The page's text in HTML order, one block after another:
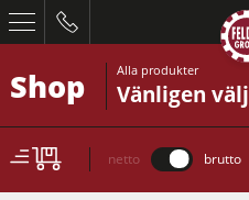
Shop Alla produkter
Vänligen välj
netto brutto